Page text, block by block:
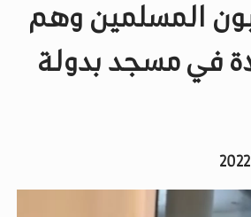
المسلمين وهم
في مسجد بدولة